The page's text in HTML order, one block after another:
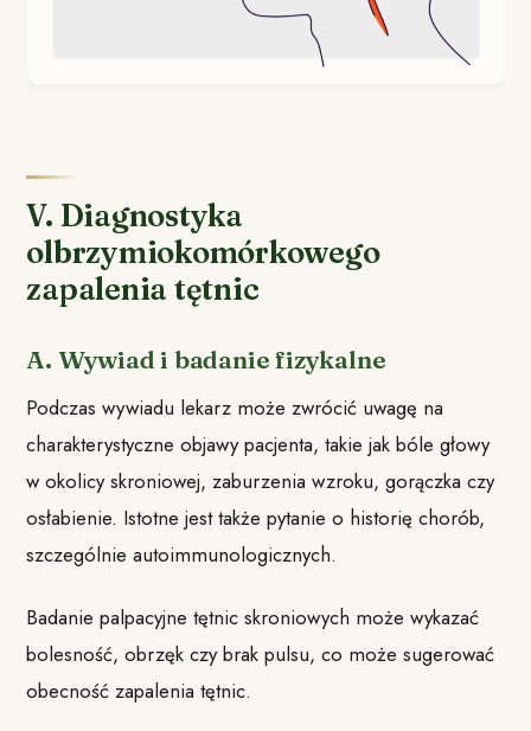
V. Diagnostyka
olbrzymiokomórkowego
zapalenia tętnic
A. Wywiad i badanie fizykalne
Podczas wywiadu lekarz może zwrócić uwagę na
charakterystyczne objawy pacjenta, takie jak bóle głowy
w okolicy skroniowej, zaburzenia wzroku, gorączka czy
osłabienie. Istotne jest także pytanie o historię chorób,
szczególnie autoimmunologicznych.
Badanie palpacyjne tętnic skroniowych może wykazać
bolesność, obrzęk czy brak pulsu, co może sugerować
obecność zapalenia tętnic.